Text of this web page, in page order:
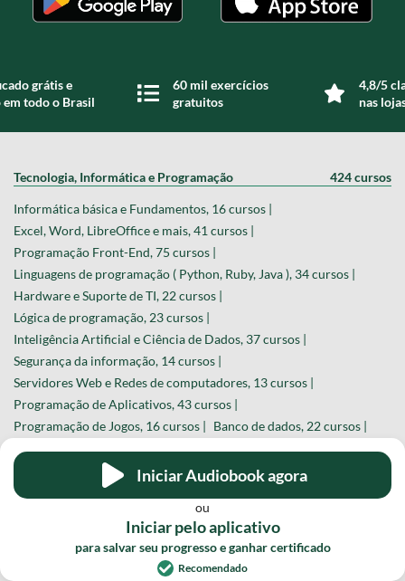
Iniciar Audiobook agora
ou
Iniciar pelo aplicativo
para salvar seu progresso e ganhar certificado
Recomendado
grátis e
todo o Brasil
60 mil exercícios
gratuitos
4,8/5
nas
Tecnologia, Informática e Programação 424 cursos
Informática básica e Fundamentos, 16 cursos |
Excel, Word, LibreOffice e mais, 41 cursos |
Programação Front-End, 75 cursos |
Linguagens de programação ( Python, Ruby, Java ), 34 cursos |
Hardware e Suporte de TI, 22 cursos |
Lógica de programação, 23 cursos |
Inteligência Artificial e Ciência de Dados, 37 cursos |
Segurança da informação, 14 cursos |
Servidores Web e Redes de computadores, 13 cursos |
Programação de Aplicativos, 43 cursos |
Programação de Jogos, 16 cursos |
Banco de dados, 22 cursos |
Robótica e Automação, 10 cursos | Ferramentas de TI, 16 cursos |
QA - Testes de software, 18 cursos |
Programação back-end, 24 cursos |
Atendimento ao cliente, Secretariado e Recepção, 23 cursos |